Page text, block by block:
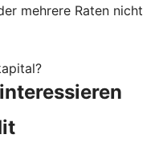
mehrere Raten nicht